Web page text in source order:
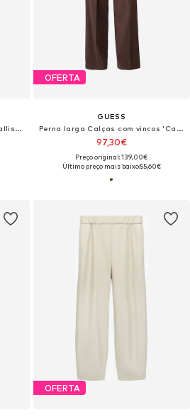
Regular Calças com pregas 'Callista'
OFERTA
GUESS
Perna larga Calças com vincos 'Carla'
97,30€
Preço original: 139,00€
Último preço mais baixo:55,60€
OFERTA